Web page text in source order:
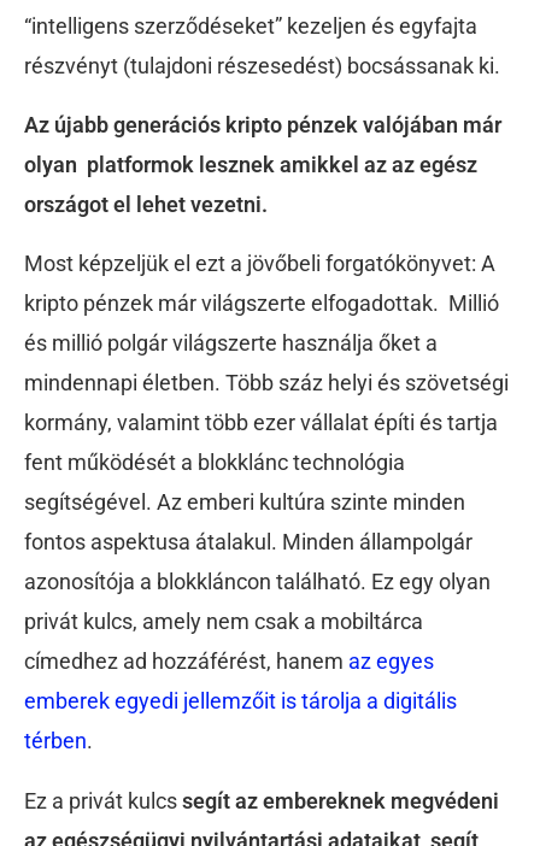
“intelligens szerződéseket” kezeljen és egyfajta
részvényt (tulajdoni részesedést) bocsássanak ki.
Az újabb generációs kripto pénzek valójában már
olyan platformok lesznek amikkel az az egész
országot el lehet vezetni.
Most képzeljük el ezt a jövőbeli forgatókönyvet: A
kripto pénzek már világszerte elfogadottak. Millió
és millió polgár világszerte használja őket a
mindennapi életben. Több száz helyi és szövetségi
kormány, valamint több ezer vállalat építi és tartja
fent működését a blokklánc technológia
segítségével. Az emberi kultúra szinte minden
fontos aspektusa átalakul. Minden állampolgár
azonosítója a blokkláncon található. Ez egy olyan
privát kulcs, amely nem csak a mobiltárca
címedhez ad hozzáférést, hanem az egyes
emberek egyedi jellemzőit is tárolja a digitális
térben.
Ez a privát kulcssegít az embereknek megvédeni
az egészségügyi nyilvántartási adataikat, segít